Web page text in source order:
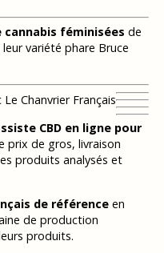
cannabis féminisées de
variété phare Bruce
Chanvrier Français
CBD en ligne pour
prix de gros, livraison
produits analysés et
de référenceen
de production
produits.